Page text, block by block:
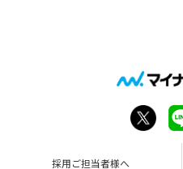
採用ご担当者様へ